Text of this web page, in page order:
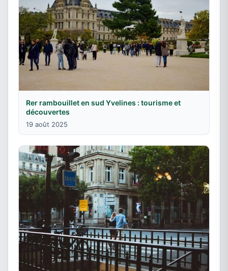
Rer rambouillet en sud Yvelines : tourisme et
découvertes
19 août 2025